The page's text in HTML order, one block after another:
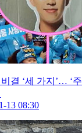
결 ‘세 가지’… ‘
13 08:30